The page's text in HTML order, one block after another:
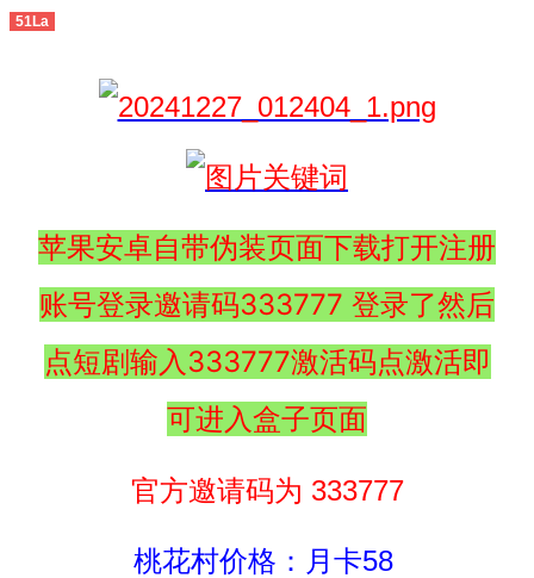
51La
苹果安卓自带伪装页面下载打开注册
账号登录邀请码333777 登录了然后
点短剧输入333777激活码点激活即
可进入盒子页面
官方邀请码为 333777
桃花村价格：月卡58